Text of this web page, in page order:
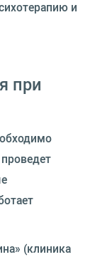
и
при
(клиника